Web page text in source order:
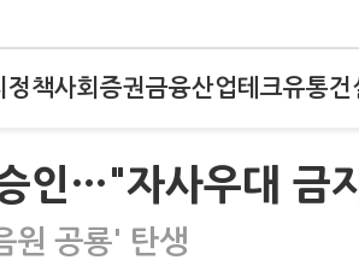
정책사회 증권금융산업테크유통건
인…"자사우대 금
원 공룡' 탄생